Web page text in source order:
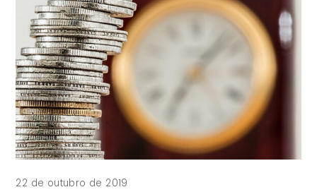
22 de outubro de 2019